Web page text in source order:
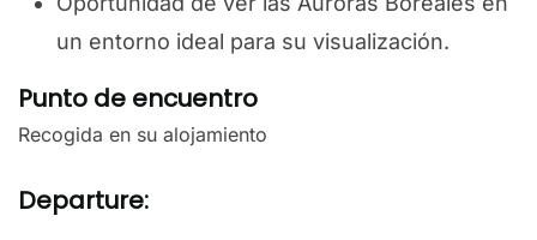
un entorno ideal para su visualización.
Punto de encuentro
Recogida en su alojamiento
Departure: